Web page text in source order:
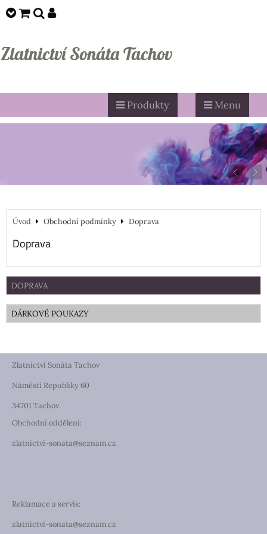
Zlatnictví Sonáta Tachov
Produkty Menu
Úvod Obchodní podmínky Doprava
Doprava
DOPRAVA
DÁRKOVÉ POUKAZY
Zlatnictví Sonáta Tachov
Náměstí Republiky 60
34701 Tachov
Obchodní oddělení:
zlatnictvi-sonata@seznam.cz
Reklamace a servis:
zlatnictvi-sonata@seznam.cz